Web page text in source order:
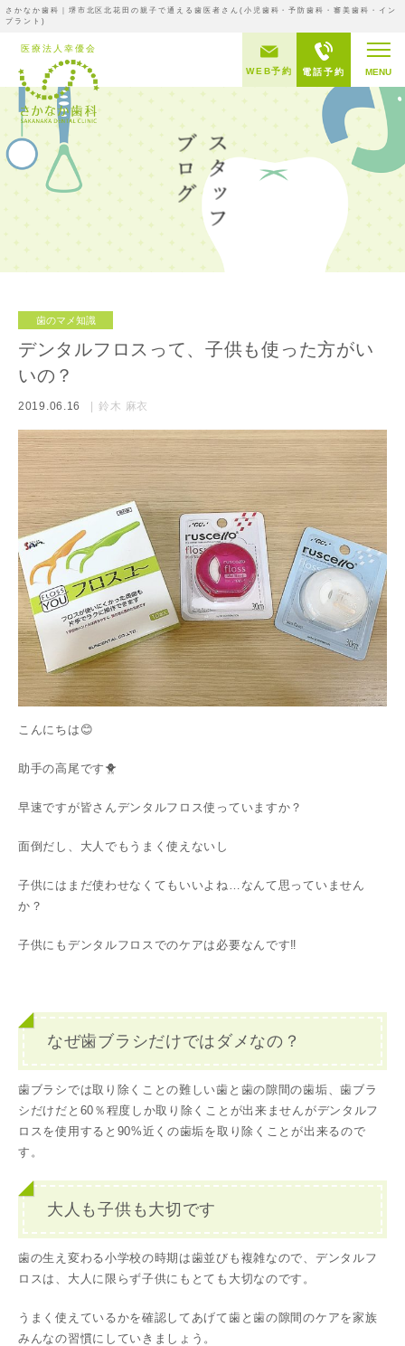
さかなか歯科｜堺市北区北花田の親子で通える歯医者さん(小児歯科・予防歯科・審美歯科・イン
プラント)
MENU
電話予約
WEB予約
歯のマメ知識
デンタルフロスって、子供も使った方がい
いの？
2019.06.16 鈴木 麻衣
こんにちは😊
助手の高尾です🐥
早速ですが皆さんデンタルフロス使っていますか？
面倒だし、大人でもうまく使えないし
子供にはまだ使わせなくてもいいよね…なんて思っていません
か？
子供にもデンタルフロスでのケアは必要なんです‼️
なぜ歯ブラシだけではダメなの？
歯ブラシでは取り除くことの難しい歯と歯の隙間の歯垢、歯ブラ
シだけだと60％程度しか取り除くことが出来ませんがデンタルフ
ロスを使用すると90%近くの歯垢を取り除くことが出来るので
す。
大人も子供も大切です
歯の生え変わる小学校の時期は歯並びも複雑なので、デンタルフ
ロスは、大人に限らず子供にもとても大切なのです。
うまく使えているかを確認してあげて歯と歯の隙間のケアを家族
みんなの習慣にしていきましょう。